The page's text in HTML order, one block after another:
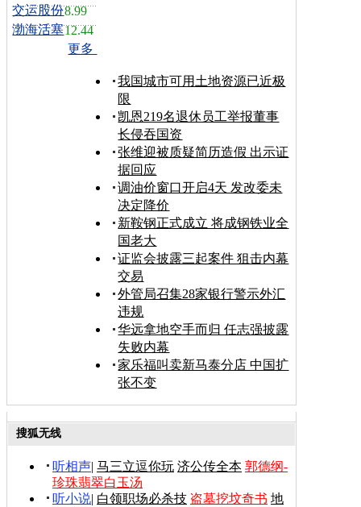
交运股份8.99
渤海活塞12.44
更多
我国城市可用土地资源已近极
限
凯恩219名退休员工举报董事
长侵吞国资
张维迎被质疑简历造假 出示证
据回应
调油价窗口开启4天 发改委未
决定降价
新鞍钢正式成立 将成钢铁业全
国老大
证监会披露三起案件 狙击内幕
交易
外管局召集28家银行警示外汇
违规
华远拿地空手而归 任志强披露
失败内幕
家乐福叫卖新马泰分店 中国扩
张不变
搜狐无线
听相声| 马三立逗你玩 济公传全本 郭德纲-
珍珠翡翠白玉汤
听小说| 白领职场必杀技 盗墓挖坟奇书 地